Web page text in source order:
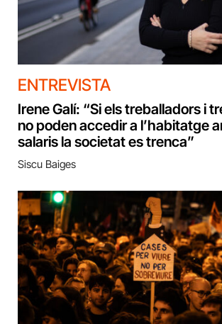
ENTREVISTA
Irene Galí: “Si els treballadors i
no poden accedir a l’habitatge
salaris la societat es trenca”
Siscu Baiges